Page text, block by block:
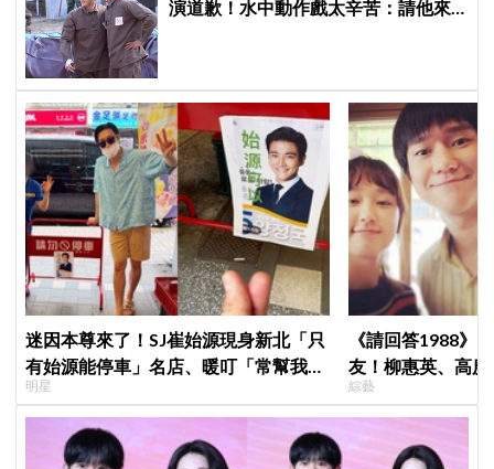
演道歉！水中動作戲太辛苦：請他來
迷因本尊來了！SJ崔始源現身新北「只
有始源能停車」名店、暖叮「常幫我換
照片」，店家尖叫合照網笑翻：這輩子
不能脫粉了
明星
《請回答1988》
友！柳惠英、高
告公開，暖心互
綜藝